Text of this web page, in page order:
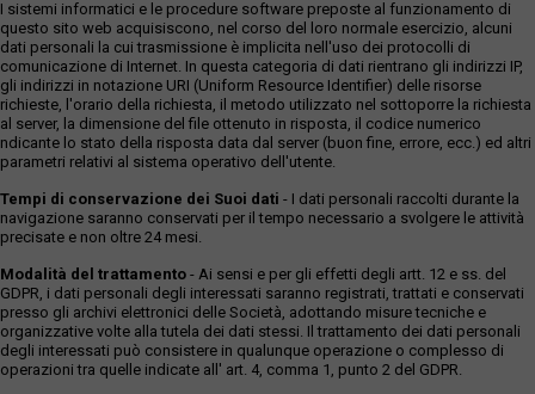
I sistemi informatici e le procedure software preposte al funzionamento di
questo sito web acquisiscono, nel corso del loro normale esercizio, alcuni
dati personali la cui trasmissione è implicita nell'uso dei protocolli di
comunicazione di Internet. In questa categoria di dati rientrano gli indirizzi IP,
gli indirizzi in notazione URI (Uniform Resource Identifier) delle risorse
richieste, l'orario della richiesta, il metodo utilizzato nel sottoporre la richiesta
al server, la dimensione del file ottenuto in risposta, il codice numerico
ndicante lo stato della risposta data dal server (buon fine, errore, ecc.) ed altri
parametri relativi al sistema operativo dell'utente.
Tempi di conservazione dei Suoi dati - I dati personali raccolti durante la
navigazione saranno conservati per il tempo necessario a svolgere le attività
precisate e non oltre 24 mesi.
Modalità del trattamento - Ai sensi e per gli effetti degli artt. 12 e ss. del
GDPR, i dati personali degli interessati saranno registrati, trattati e conservati
presso gli archivi elettronici delle Società, adottando misure tecniche e
organizzative volte alla tutela dei dati stessi. Il trattamento dei dati personali
degli interessati può consistere in qualunque operazione o complesso di
operazioni tra quelle indicate all' art. 4, comma 1, punto 2 del GDPR.